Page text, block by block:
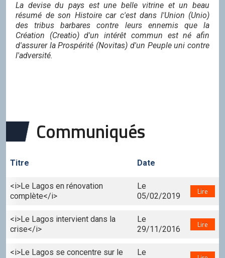
La devise du pays est une belle vitrine et un beau
résumé de son Histoire car c'est dans l'Union (Unio)
des tribus barbares contre leurs ennemis que la
Création (Creatio) d'un intérêt commun est né afin
d'assurer la Prospérité (Novitas) d'un Peuple uni contre
l'adversité.
Communiqués
Titre Date
<i>Le Lagos en rénovation
complète</i>
Le
05/02/2019
Lire
<i>Le Lagos intervient dans la
crise</i>
Le
29/11/2016
Lire
<i>Le Lagos se concentre sur le
Le